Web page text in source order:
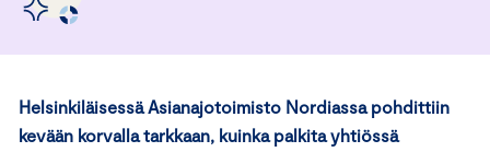
Helsinkiläisessä Asianajotoimisto Nordiassa pohdittiin
kevään korvalla tarkkaan, kuinka palkita yhtiössä